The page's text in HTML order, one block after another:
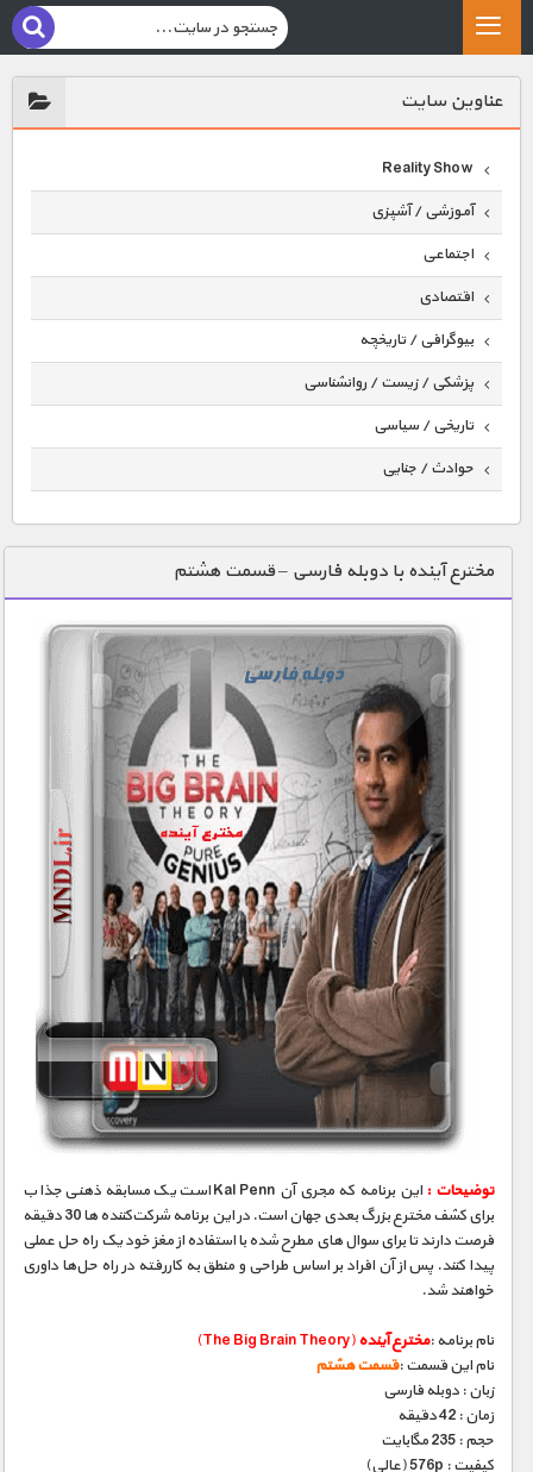
عناوين سايت
Reality Show
آموزشی / آشپزی
اجتماعی
اقتصادی
بیوگرافی / تاریخچه
پزشکی / زیست / روانشناسی
تاریخی / سیاسی
حوادث / جنایی
دنیای خوراکی ها
زمین شناسی / محیط زیست
سازه/ معماری/ مهندسی
سرگرمی
شناخت کودکان
علم و فناوری
فرهنگ / هنر
کیهان / نجوم
گردشگری
ماورایی
مسابقات / ورزشی
مستند های اختصاصی
مخترع آینده با دوبله فارسی – قسمت هشتم
توضیحات :
این برنامه که مجری آن Kal Penn است یک مسابقه‌ ذهنی جذاب
برای کشف مخترع بزرگ بعدی جهان است. در این برنامه شرکت‌کننده‌ ها 30 دقیقه
فرصت دارند تا برای سوال های مطرح شده با استفاده از مغز خود یک راه حل عملی
پیدا کنند. پس از آن افراد بر اساس طراحی و منطق به کاررفته در راه حل‌ها داوری
خواهند شد.
نام برنامه :مخترع آینده(The Big Brain Theory)
نام این قسمت :قسمت هشتم
زبان : دوبله فارسی
زمان : 42 دقیقه
حجم : 235 مگابایت
کیفیت : 576p (عالی)